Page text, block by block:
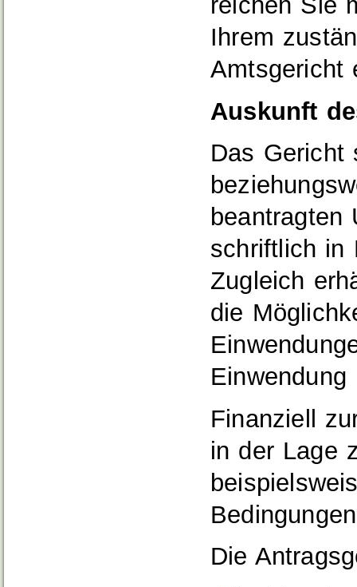
Ihrem
Amtsgericht
Auskunft
Das Gericht
beantragten
schriftlich in
Zugleich
die
Finanziell
in der Lage
Die